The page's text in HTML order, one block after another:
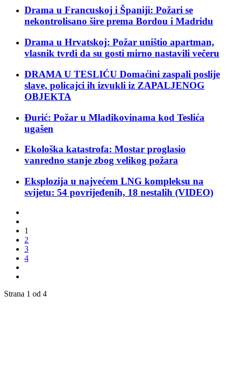
Drama u Francuskoj i Španiji: Požari se
nekontrolisano šire prema Bordou i Madridu
Drama u Hrvatskoj: Požar uništio apartman,
vlasnik tvrdi da su gosti mirno nastavili večeru
DRAMA U TESLIĆU Domaćini zaspali poslije
slave, policajci ih izvukli iz ZAPALJENOG
OBJEKTA
Đurić: Požar u Mladikovinama kod Teslića
ugašen
Ekološka katastrofa: Mostar proglasio
vanredno stanje zbog velikog požara
Eksplozija u najvećem LNG kompleksu na
svijetu: 54 povrijeđenih, 18 nestalih (VIDEO)
1
2
3
4
Strana 1 od 4